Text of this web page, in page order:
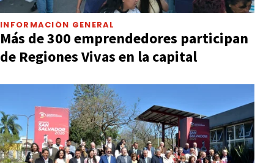
INFORMACIÓN GENERAL
Más de 300 emprendedores participan
de Regiones Vivas en la capital